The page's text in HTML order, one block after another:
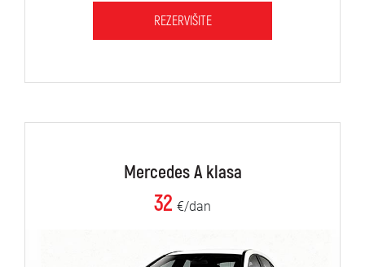
REZERVIŠITE
Mercedes A klasa
32 €/dan